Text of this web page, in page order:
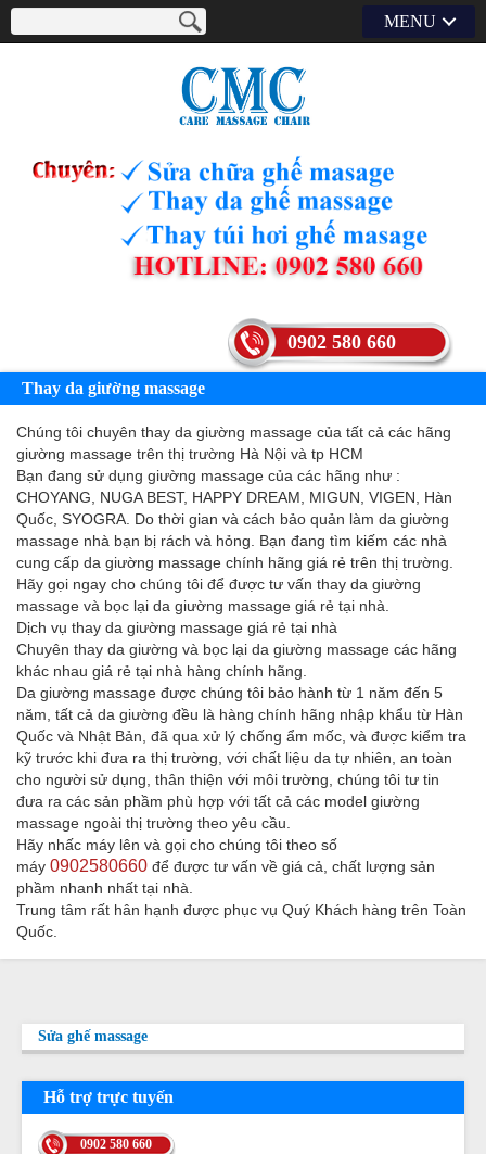
MENU
0902 580 660
Thay da giường massage
Chúng tôi chuyên thay da giường massage của tất cả các hãng
giường massage trên thị trường Hà Nội và tp HCM
Bạn đang sử dụng giường massage của các hãng như :
CHOYANG, NUGA BEST, HAPPY DREAM, MIGUN, VIGEN, Hàn
Quốc, SYOGRA. Do thời gian và cách bảo quản làm da giường
massage nhà bạn bị rách và hỏng. Bạn đang tìm kiếm các nhà
cung cấp da giường massage chính hãng giá rẻ trên thị trường.
Hãy gọi ngay cho chúng tôi để được tư vấn thay da giường
massage và bọc lại da giường massage giá rẻ tại nhà.
Dịch vụ thay da giường massage giá rẻ tại nhà
Chuyên thay da giường và bọc lại da giường massage các hãng
khác nhau giá rẻ tại nhà hàng chính hãng.
Da giường massage được chúng tôi bảo hành từ 1 năm đến 5
năm, tất cả da giường đều là hàng chính hãng nhập khẩu từ Hàn
Quốc và Nhật Bản, đã qua xử lý chống ẩm mốc, và được kiểm tra
kỹ trước khi đưa ra thị trường, với chất liệu da tự nhiên, an toàn
cho người sử dụng, thân thiện với môi trường, chúng tôi tư tin
đưa ra các sản phầm phù hợp với tất cả các model giường
massage ngoài thị trường theo yêu cầu.
Hãy nhấc máy lên và gọi cho chúng tôi theo số
máy 0902580660 để được tư vấn về giá cả, chất lượng sản
phầm nhanh nhất tại nhà.
Trung tâm rất hân hạnh được phục vụ Quý Khách hàng trên Toàn
Quốc.
Sửa ghế massage
Hỗ trợ trực tuyến
0902 580 660